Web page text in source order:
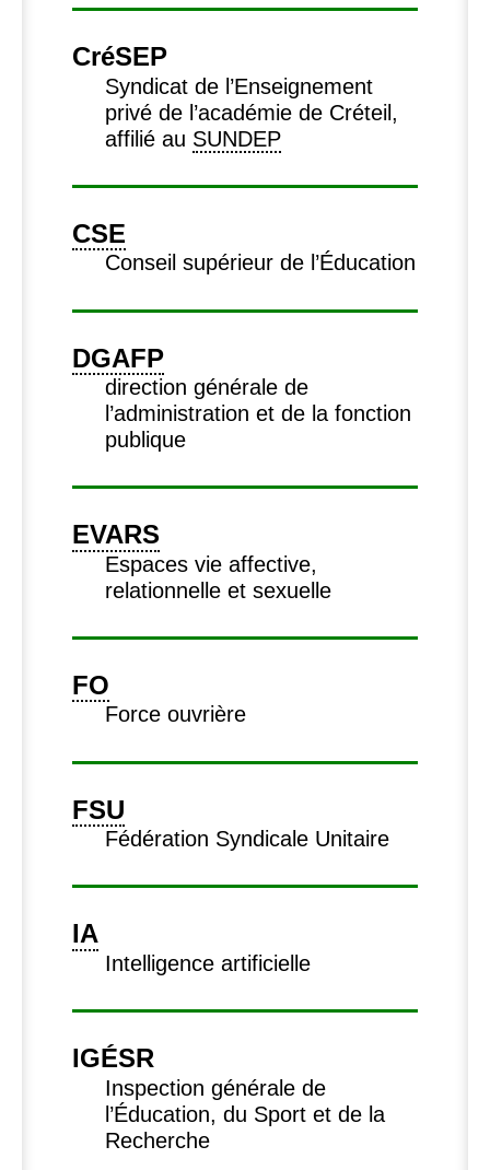
CréSEP
Syndicat de l’Enseignement
privé de l’académie de Créteil,
affilié au SUNDEP
CSE
Conseil supérieur de l’Éducation
DGAFP
direction générale de
l’administration et de la fonction
publique
EVARS
Espaces vie affective,
relationnelle et sexuelle
FO
Force ouvrière
FSU
Fédération Syndicale Unitaire
IA
Intelligence artificielle
IGÉSR
Inspection générale de
l’Éducation, du Sport et de la
Recherche